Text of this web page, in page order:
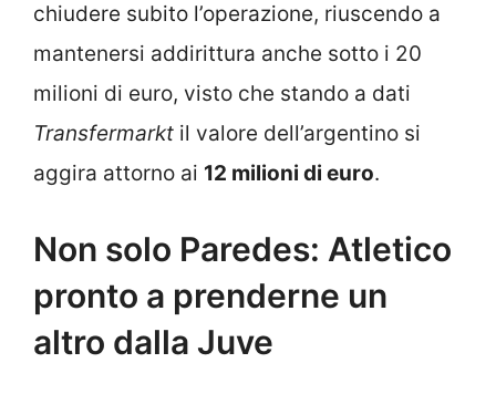
chiudere subito l’operazione, riuscendo a
mantenersi addirittura anche sotto i 20
milioni di euro, visto che stando a dati
Transfermarkt il valore dell’argentino si
aggira attorno ai 12 milioni di euro.
Non solo Paredes: Atletico
pronto a prenderne un
altro dalla Juve